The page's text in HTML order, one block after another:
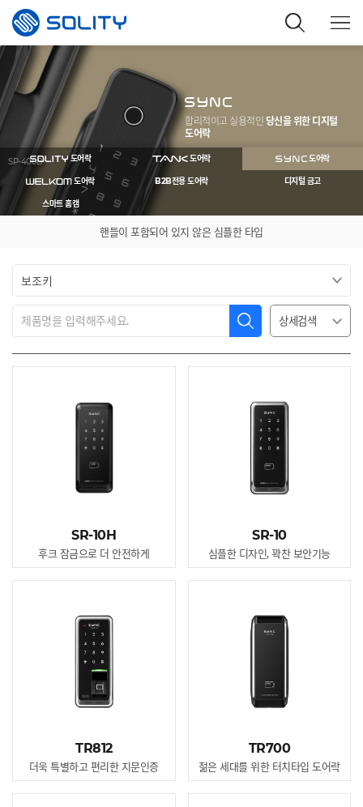
합리적이고 실용적인 당신을 위한 디지털
도어락
SP-400B 도어락 도어락 도어락
도어락 B2B전용 도어락 디지털 금고
스마트 홈캠
핸들이 포함되어 있지 않은 심플한 타입
상세검색
SR-10H
후크 잠금으로 더 안전하게
SR-10
심플한 디자인, 꽉찬 보안기능
TR812
더욱 특별하고 편리한 지문인증
TR700
젊은 세대를 위한 터치타입 도어락